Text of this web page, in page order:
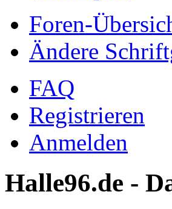
Foren-
Ändere
FAQ
Registrieren
Anmelden
Halle96.de -